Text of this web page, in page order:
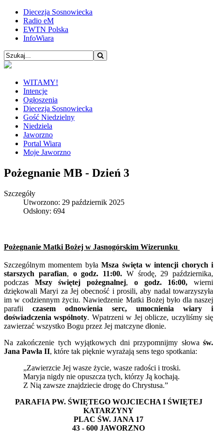
Diecezja Sosnowiecka
Radio eM
EWTN Polska
InfoWiara
WITAMY!
Intencje
Ogłoszenia
Diecezja Sosnowiecka
Gość Niedzielny
Niedziela
Jaworzno
Portal Wiara
Moje Jaworzno
Pożegnanie MB - Dzień 3
Szczegóły
Utworzono: 29 październik 2025
Odsłony: 694
Pożegnanie Matki Bożej w Jasnogórskim Wizerunku
Szczególnym momentem byłaMsza święta w intencji chorych i
starszych parafian, o godz. 11:00. W środę, 29 października,
podczas Mszy świętej pożegnalnej, o godz. 16:00, wierni
dziękowali Maryi za Jej obecność i prosili, aby nadal towarzyszyła
im w codziennym życiu.Nawiedzenie Matki Bożej było dla naszej
parafii czasem odnowienia serc, umocnienia wiary i
doświadczenia wspólnoty. Wpatrzeni w Jej oblicze, uczyliśmy się
zawierzać wszystko Bogu przez Jej matczyne dłonie.
Na zakończenie tych wyjątkowych dni przypomnijmy słowa św.
Jana Pawła II, które tak pięknie wyrażają sens tego spotkania:
„Zawierzcie Jej wasze życie, wasze radości i troski.
Maryja nigdy nie opuszcza tych, którzy Ją kochają.
Z Nią zawsze znajdziecie drogę do Chrystusa.”
PARAFIA PW. ŚWIĘTEGO WOJCIECHA I ŚWIĘTEJ
KATARZYNY
PLAC ŚW. JANA 17
43 - 600 JAWORZNO